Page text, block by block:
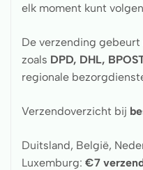
elk moment kunt
De verzending
zoals DPD, DHL,
regionale
Verzendoverzicht bij
Duitsland, België,
Luxemburg: €7